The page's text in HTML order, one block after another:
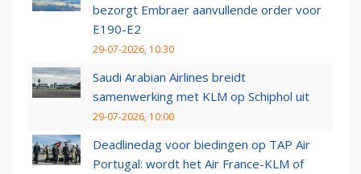
bezorgt Embraer aanvullende order voor
E190-E2
29-07-2026, 10:30
Saudi Arabian Airlines breidt
samenwerking met KLM op Schiphol uit
29-07-2026, 10:00
Deadlinedag voor biedingen op TAP Air
Portugal: wordt het Air France-KLM of